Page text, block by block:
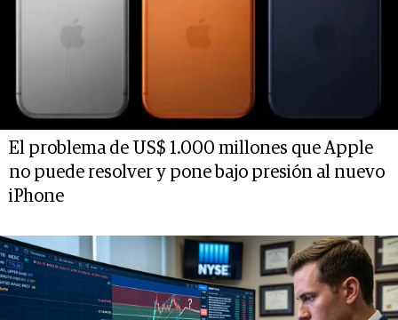
El problema de US$ 1.000 millones que Apple
no puede resolver y pone bajo presión al nuevo
iPhone